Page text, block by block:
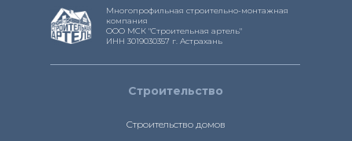
Многопрофильная строительно-монтажная
компания
ООО МСК "Строительная артель"
ИНН 3019030357 г. Астрахань
Строительство
Строительство домов